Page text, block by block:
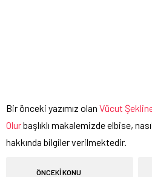
Bir önceki yazımız olan Vücut
Olurbaşlıklı makalemizde elbise,
hakkında bilgiler verilmektedir.
ÖNCEKİ KONU